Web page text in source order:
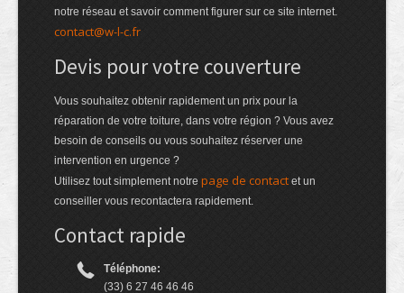
notre réseau et savoir comment figurer sur ce site internet.
contact@w-l-c.fr
Devis pour votre couverture
Vous souhaitez obtenir rapidement un prix pour la
réparation de votre toiture, dans votre région ? Vous avez
besoin de conseils ou vous souhaitez réserver une
intervention en urgence ?
Utilisez tout simplement notre page de contact et un
conseiller vous recontactera rapidement.
Contact rapide
Téléphone:
(33) 6 27 46 46 46